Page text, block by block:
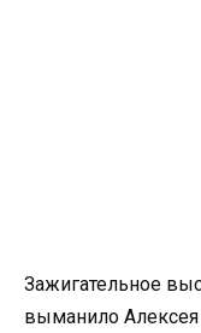
Зажигательное
выманило Алексея